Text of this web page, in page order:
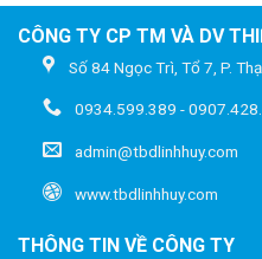
CÔNG TY CP TM VÀ DV
Số 84 Ngọc Trì, Tổ 7, P.
0934.599.389 -
admin@tbdlinhhuy.com
www.tbdlinhhuy.com
THÔNG TIN VỀ CÔNG TY